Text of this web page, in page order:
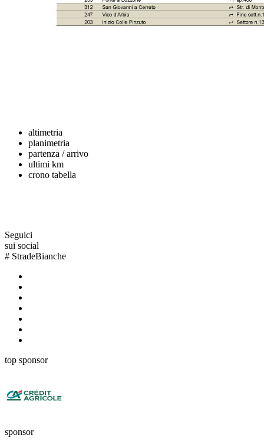
altimetria
planimetria
partenza / arrivo
ultimi km
crono tabella
Seguici
sui social
# StradeBianche
top sponsor
sponsor